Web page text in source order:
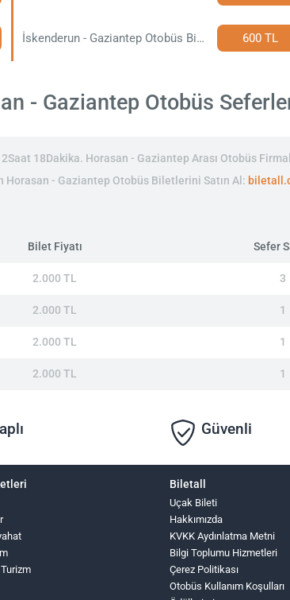
İskenderun - Gaziantep Otobüs Bileti 600 TL
- Gaziantep Otobüs
18Dakika. Horasan - Gaziantep Arası Otobüs
Horasan - Gaziantep Otobüs Biletlerini Satın Al:
Bilet Fiyatı Sefer
2.000 TL 3
2.000 TL 1
2.000 TL 1
2.000 TL 1
Güvenli
Biletall
Uçak Bileti
Hakkımızda
KVKK Aydınlatma Metni
Bilgi Toplumu Hizmetleri
Çerez Politikası
Otobüs Kullanım Koşulları